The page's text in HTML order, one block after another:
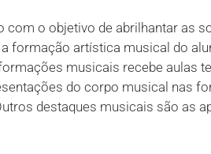
com o objetivo de abrilhantar as
formação artística musical do
musicais recebe aulas
do corpo musical nas
destaques musicais são as